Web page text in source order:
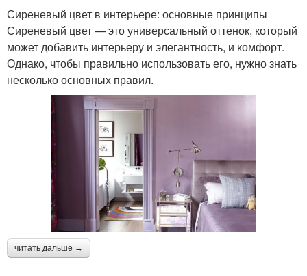
Сиреневый цвет в интерьере: основные принципы
Сиреневый цвет — это универсальный оттенок, который
может добавить интерьеру и элегантность, и комфорт.
Однако, чтобы правильно использовать его, нужно знать
несколько основных правил.
читать дальше →